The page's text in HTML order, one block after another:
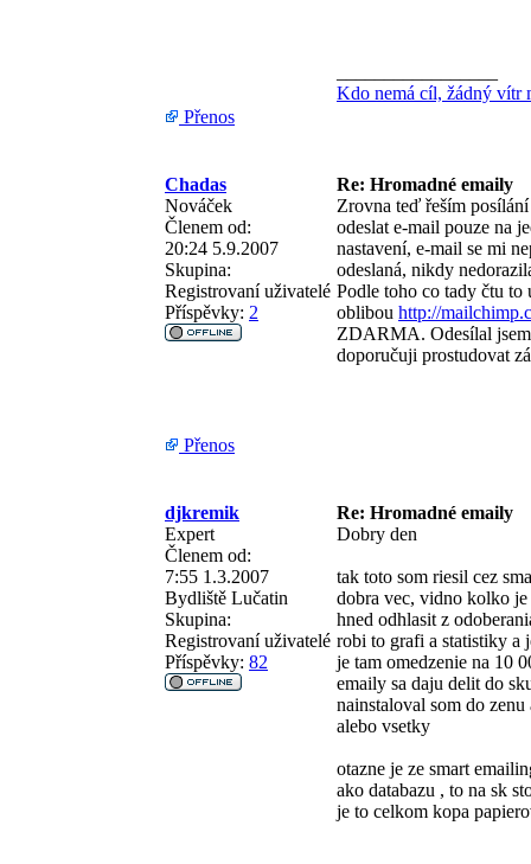
Kdo nemá cíl, žádný vítr
Přenos
Chadas
Re: Hromadné emaily
Nováček
Členem od:
20:24 5.9.2007
Skupina:
Registrovaní uživatelé
Příspěvky: 2
Zrovna teď řeším
odeslat e-mail pouze na
nastavení, e-mail se mi
odeslaná, nikdy
Podle toho co tady čtu to
oblibou http://
ZDARMA. Odesílal jsem
doporučuji prostudovat
Přenos
djkremik
Re: Hromadné emaily
Expert
Členem od:
7:55 1.3.2007
Bydliště Lučatin
Skupina:
Registrovaní uživatelé
Příspěvky: 82
Dobry den
tak toto som riesil cez
dobra vec, vidno kolko
hned odhlasit z
robi to grafi a statistiky a
je tam omedzenie na 10
emaily sa daju delit do
nainstaloval som do
alebo vsetky
otazne je ze smart
ako databazu , to na sk
je to celkom kopa